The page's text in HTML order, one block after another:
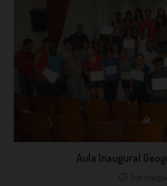
Aula Inaugural
5 de março